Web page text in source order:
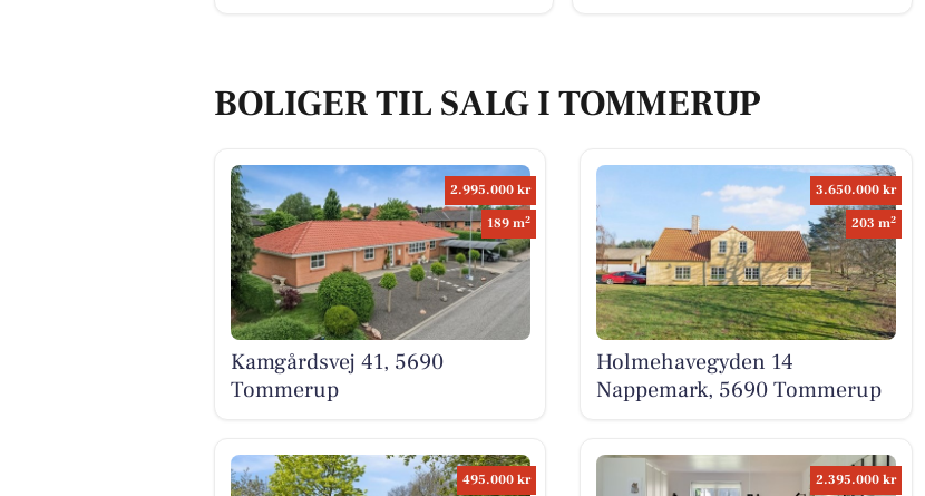
BOLIGER TIL SALG I TOMMERUP
2.995.000 kr
189 m2
Kamgårdsvej 41, 5690
Tommerup
3.650.000 kr
203 m2
Holmehavegyden 14
Nappemark, 5690 Tommerup
495.000 kr 2.395.000 kr